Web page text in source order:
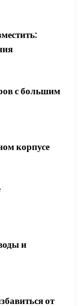
с большим
корпусе
и
от